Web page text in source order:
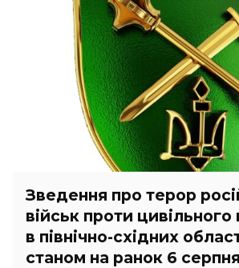
Зведення про терор
військ проти
в північно-східних
станом на ранок 6 серпня